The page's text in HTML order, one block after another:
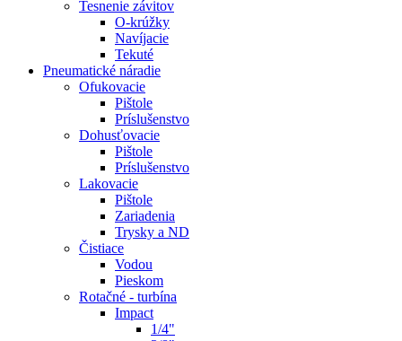
Tesnenie závitov
O-krúžky
Navíjacie
Tekuté
Pneumatické náradie
Ofukovacie
Pištole
Príslušenstvo
Dohusťovacie
Pištole
Príslušenstvo
Lakovacie
Pištole
Zariadenia
Trysky a ND
Čistiace
Vodou
Pieskom
Rotačné - turbína
Impact
1/4"